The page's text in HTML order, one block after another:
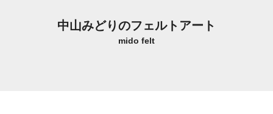
中山みどりのフェルトアート
mido felt